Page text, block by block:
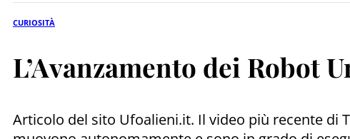
CURIOSITÀ
L’Avanzamento dei Robot
Articolo del sito Ufoalieni.it. Il video più recente di